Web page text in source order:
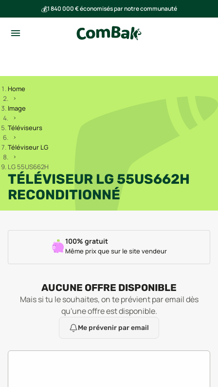
💰1 840 000 € économisés par notre communauté
Home
Image
Téléviseurs
Téléviseur LG
LG 55US662H
TÉLÉVISEUR LG 55US662H
RECONDITIONNÉ
100% gratuit
Même prix que sur le site vendeur
AUCUNE OFFRE DISPONIBLE
Mais si tu le souhaites, on te prévient par email dès
qu'une offre est disponible.
Me prévenir par email